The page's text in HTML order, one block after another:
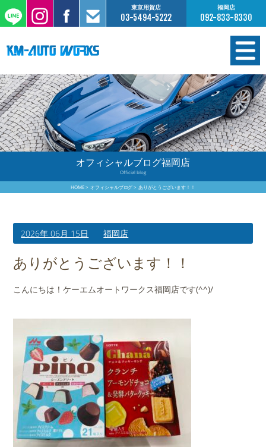
東京用賀店
03-5494-5222
福岡店
092-833-8330
在庫情報
オーダー販売
工場サービス
保証について
買取査定のご案内
店舗案内
会社概要
オフィシャルブログ福岡店
Official blog
HOME オフィシャルブログ ありがとうございます！！
2026年 06月 15日 福岡店
ありがとうございます！！
こんにちは！ケーエムオートワークス福岡店です(^^)/